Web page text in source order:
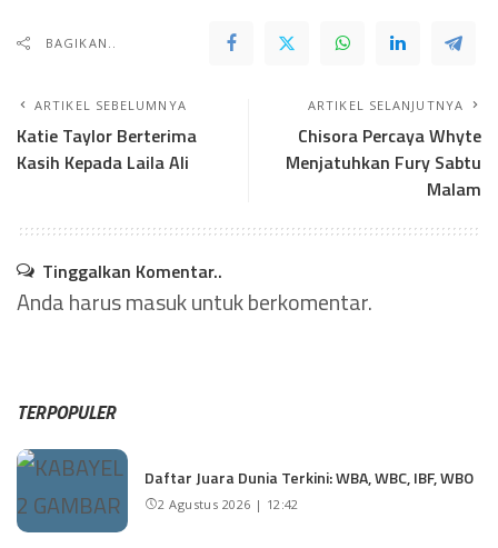
BAGIKAN..
ARTIKEL SEBELUMNYA
Katie Taylor Berterima
Kasih Kepada Laila Ali
ARTIKEL SELANJUTNYA
Chisora Percaya Whyte
Menjatuhkan Fury Sabtu
Malam
Tinggalkan Komentar..
Anda harusmasukuntuk berkomentar.
TERPOPULER
Daftar Juara Dunia Terkini: WBA, WBC, IBF, WBO
2 Agustus 2026 | 12:42